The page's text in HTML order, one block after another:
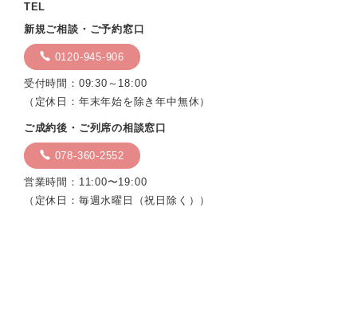
TEL
新規ご相談・ご予約窓口
0120-945-906
受付時間：09:30～18:00
（定休日：年末年始を除き年中無休）
ご成約後・ご列席の相談窓口
078-360-2552
営業時間：11:00〜19:00
（定休日：毎週水曜日（祝日除く））